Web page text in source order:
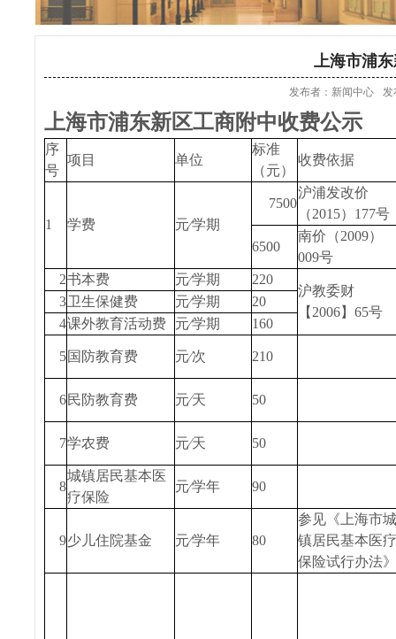
上海市浦
发布者：新闻中心 发
上海市浦东新区工商附中收费公示
序
号
项目 单位
标准
（元）
收费依据
1 学费 元∕学期
7500
沪浦发改价
（2015）177号
6500
南价（2009）
009号
2书本费 元∕学期 220
沪教委财
【2006】65号
3卫生保健费 元∕学期
20
4课外教育活动费 元∕学期 160
5国防教育费 元∕次 210
6民防教育费 元∕天 50
7学农费 元∕天 50
8
城镇居民基本医
疗保险
元∕学年 90
9少儿住院基金 元∕学年 80
参见《上海市城
镇居民基本医疗
保险试行办法》